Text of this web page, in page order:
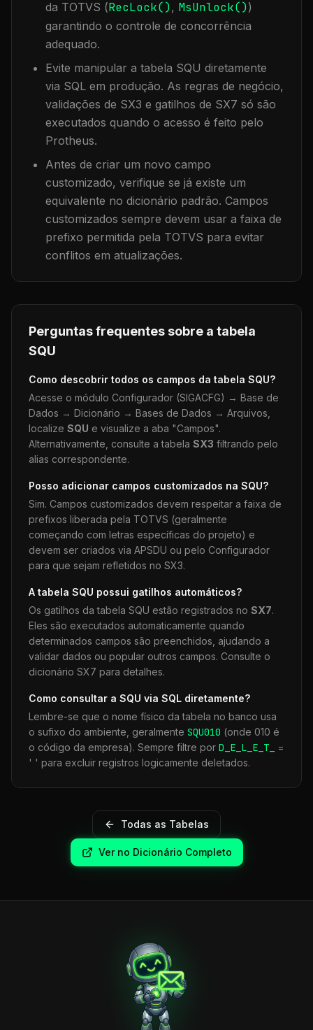
da TOTVS (RecLock(), MsUnlock())
garantindo o controle de concorrência
adequado.
Evite manipular a tabela SQU diretamente
via SQL em produção. As regras de negócio,
validações de SX3 e gatilhos de SX7 só são
executados quando o acesso é feito pelo
Protheus.
Antes de criar um novo campo
customizado, verifique se já existe um
equivalente no dicionário padrão. Campos
customizados sempre devem usar a faixa de
prefixo permitida pela TOTVS para evitar
conflitos em atualizações.
Perguntas frequentes sobre a tabela
SQU
Como descobrir todos os campos da tabela SQU?
Acesse o módulo Configurador (SIGACFG) → Base de
Dados → Dicionário → Bases de Dados → Arquivos,
localize SQU e visualize a aba "Campos".
Alternativamente, consulte a tabela SX3 filtrando pelo
alias correspondente.
Posso adicionar campos customizados na SQU?
Sim. Campos customizados devem respeitar a faixa de
prefixos liberada pela TOTVS (geralmente
começando com letras específicas do projeto) e
devem ser criados via APSDU ou pelo Configurador
para que sejam refletidos no SX3.
A tabela SQU possui gatilhos automáticos?
Os gatilhos da tabela SQU estão registrados no SX7.
Eles são executados automaticamente quando
determinados campos são preenchidos, ajudando a
validar dados ou popular outros campos. Consulte o
dicionário SX7 para detalhes.
Como consultar a SQU via SQL diretamente?
Lembre-se que o nome físico da tabela no banco usa
o sufixo do ambiente, geralmente SQU010 (onde 010 é
o código da empresa). Sempre filtre por D_E_L_E_T_
=
' ' para excluir registros logicamente deletados.
Todas as Tabelas
Ver no Dicionário Completo